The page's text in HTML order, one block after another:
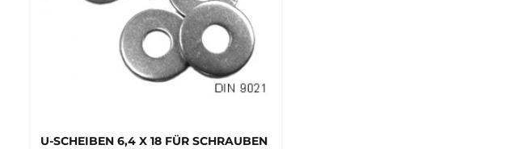
U-SCHEIBEN 6,4 X 18 FÜR SCHRAUBEN